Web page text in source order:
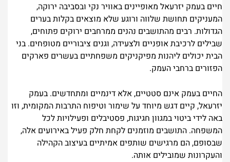
חיים בעמק יזרעאל מאופיינים באוויר נקי ובסביבה ירוקה,
המעניקים תחושת שלווה ורוגע שלא מוצאים בקלות בערים
הגדולות. רבים מהתושבים נהנים ממרחבים ירוקים פתוחים,
שבילים לרכיבת אופניים ולצעידה, וגנים ציבוריים מטופחים. בני
הבית יכולים ליהנות מפיקניקים משפחתיים בעשרים פארקים
הפזורים ברחבי העמק.
החיים בעמק אינם סטטיים, אלא דינמיים ומתחדשים. בעמק
יזרעאל, קיים דגש מיוחד על שימור וטיפוח התרבות המקומית, וזו
באה לידי ביטוי במגוון חגיגות, פסטיבלים ופעילויות לכל
המשפחה. התושבים מוזמנים לקחת חלק פעיל באירועים אלה,
שבסופם, הם מרגישים שותפים אמיתיים בעיצוב הקהילה
והעקרונות שמובילים אותה.